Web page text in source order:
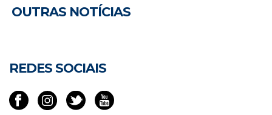
OUTRAS NOTÍCIAS
REDES SOCIAIS